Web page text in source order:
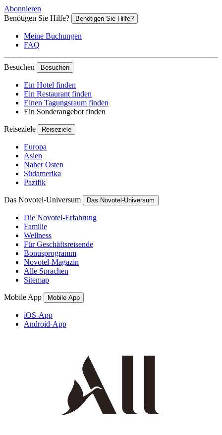
Abonnieren
Benötigen Sie Hilfe?
Benötigen Sie Hilfe?
Meine Buchungen
FAQ
Besuchen Besuchen
Ein Hotel finden
Ein Restaurant finden
Einen Tagungsraum finden
Ein Sonderangebot finden
Reiseziele Reiseziele
Europa
Asien
Naher Osten
Südamerika
Pazifik
Das Novotel-Universum Das Novotel-Universum
Die Novotel-Erfahrung
Familie
Wellness
Für Geschäftsreisende
Bonusprogramm
Novotel-Magazin
Alle Sprachen
Sitemap
Mobile App Mobile App
iOS-App
Android-App